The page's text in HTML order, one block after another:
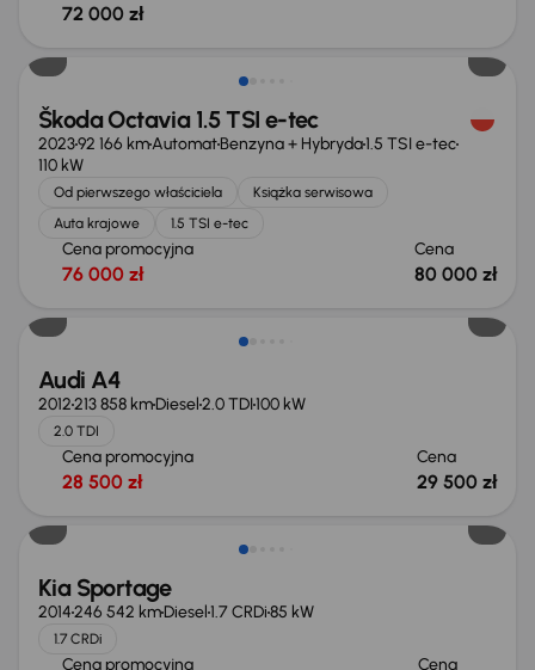
72 000 zł
Škoda Octavia 1.5 TSI e-tec
202392 166 kmAutomatBenzyna + Hybryda1.5 TSI e-tec
110 kW
Od pierwszego właściciela
Książka serwisowa
Auta krajowe
1.5 TSI e-tec
Cena promocyjna
76 000 zł
Cena
80 000 zł
Audi A4
2012213 858 kmDiesel2.0 TDI100 kW
2.0 TDI
Cena promocyjna
28 500 zł
Cena
29 500 zł
Kia Sportage
2014246 542 kmDiesel1.7 CRDi85 kW
1.7 CRDi
Cena promocyjna Cena